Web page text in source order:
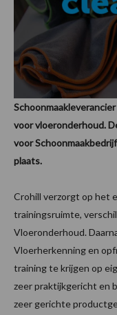
voor vloeronderhoud.
voor
plaats.
Crohill verzorgt op het
trainingsruimte,
Vloeronderhoud.
Vloerherkenning en
training te krijgen op
zeer praktijkgericht en
zeer gerichte